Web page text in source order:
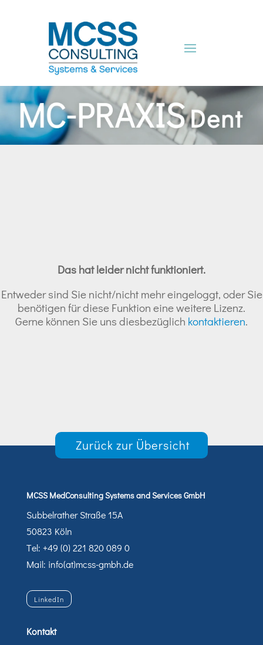
Das hat leider nicht funktioniert.
Entweder sind Sie nicht/nicht mehr eingeloggt, oder Sie
benötigen für diese Funktion eine weitere Lizenz.
Gerne können Sie uns diesbezüglich kontaktieren.
Zurück zur Übersicht
MCSS MedConsulting Systems and Services GmbH
Subbelrather Straße 15A
50823 Köln
Tel: +49 (0) 221 820 089 0
Mail: info(at)mcss-gmbh.de
LinkedIn
Kontakt